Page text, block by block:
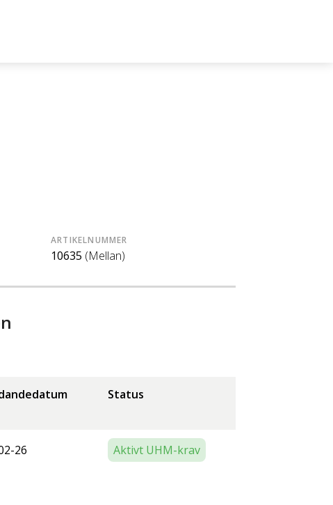
ARTIKELNUMMER
10635 (Mellan)
Status
26 Aktivt UHM-krav